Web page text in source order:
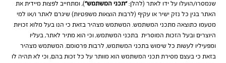
שנמסרו/הועלו על ידו לאתר (להלן:“תכני המשתמש”), ומתחייב לפצות מיידית את
האתר בגין כל נזק ישיר או עקיף (לרבות הוצאות משפטיות) שיגרם לאתר ו/או למי
מטעמו כתוצאה מתכני המשתמש. המשתמש מצהיר בזאת כי הנו בעל מלוא זכויות
היוצרים ובעל הזכות המוסרית בתכני המשתמש, וכי הוא מתיר לאתר, בעליו
ומפעיליו לעשות כל שימוש בתכני המשתמש, לרבות פרסומם. המשתמש מצהיר
בזאת כי בעצם מסירת תכני המשתמש הוא מוותר על כל זכות בהם, וכי לא תהיה לו